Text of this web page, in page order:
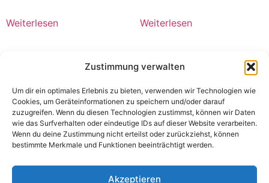
Zustimmung verwalten
Um dir ein optimales Erlebnis zu bieten, verwenden wir Technologien wie
Cookies, um Geräteinformationen zu speichern und/oder darauf
zuzugreifen. Wenn du diesen Technologien zustimmst, können wir Daten
wie das Surfverhalten oder eindeutige IDs auf dieser Website verarbeiten.
Wenn du deine Zustimmung nicht erteilst oder zurückziehst, können
bestimmte Merkmale und Funktionen beeinträchtigt werden.
Akzeptieren
Weiterlesen Weiterlesen